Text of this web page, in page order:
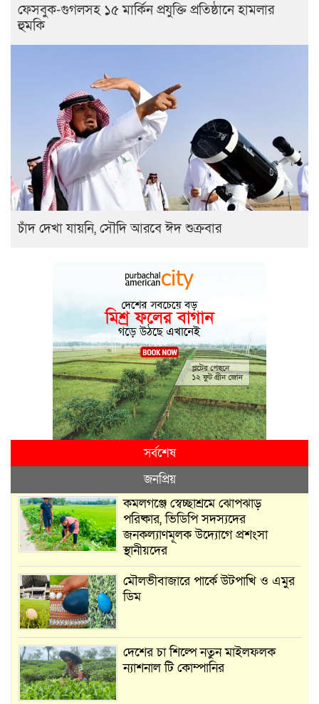
ফেসবুক-গুগলসহ ১৫ মার্কিন প্রযুক্তি প্রতিষ্ঠানে হামলার
হুমকি
চাঁদ দেখা যায়নি, সৌদি আরবে ঈদ শুক্রবার
সর্বশেষ
জনপ্রিয়
কমলগঞ্জে স্বেচ্ছাশ্রমে ঝোপঝাড়
পরিষ্কার, ভিডিপি সদস্যদের
জনকল্যাণমূলক উদ্যোগে প্রশংসা
স্থানীয়দের
মৌলভীবাজারে পার্কে উটপাখি ও এমুর
ডিম
দেশের চা শিল্পে নতুন মাইলফলক
ন্যাশনাল টি কোম্পানির